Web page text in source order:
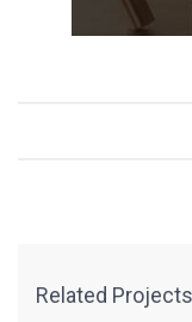
Related Projects